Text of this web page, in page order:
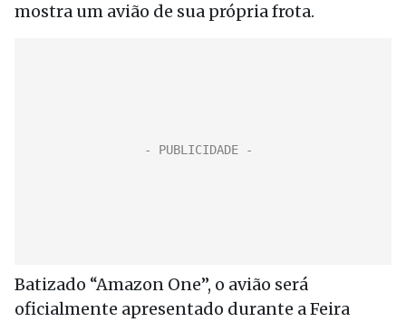
mostra um avião de sua própria frota.
Batizado “Amazon One”, o avião será
oficialmente apresentado durante a Feira